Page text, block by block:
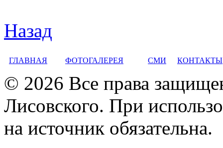
Назад
ГЛАВНАЯ ФОТОГАЛЕРЕЯ СМИ КОНТАКТЫ
© 2026 Все права
Лисовского. При
на источник обязательна.